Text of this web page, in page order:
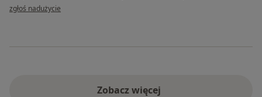
w opinii użytkownika Nata
zgłoś nadużycie
Zobacz więcej